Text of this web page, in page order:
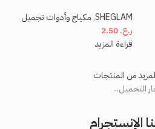
SHEGLAM
, مكياج وأدوات تجميل
ر.ع.
قراءة المزيد
من المنتجات
التحميل...
الإنستجرام